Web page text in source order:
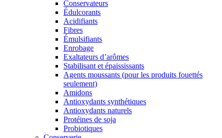
Conservateurs
Édulcorants
Acidifiants
Fibres
Émulsifiants
Enrobage
Exaltateurs d’arômes
Stabilisant et épaississants
Agents moussants (pour les produits fouettés
seulement)
Amidons
Antioxydants synthétiques
Antioxydants naturels
Protéines de soja
Probiotiques